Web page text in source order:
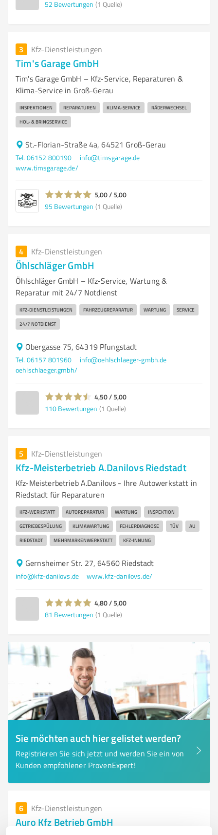
52 Bewertungen (1 Quelle)
3 Kfz-Dienstleistungen
Tim's Garage GmbH
Tim's Garage GmbH – Kfz-Service, Reparaturen &
Klima-Service in Groß-Gerau
INSPEKTIONEN REPARATUREN KLIMA-SERVICE RÄDERWECHSEL
HOL- & BRINGSERVICE
St.-Florian-Straße 4a, 64521 Groß-Gerau
Tel. 06152 800190
info@timsgarage.de
www.timsgarage.de/
5,00 / 5,00
95 Bewertungen (1 Quelle)
4 Kfz-Dienstleistungen
Öhlschläger GmbH
Öhlschläger GmbH – Kfz-Service, Wartung &
Reparatur mit 24/7 Notdienst
KFZ-DIENSTLEISTUNGEN FAHRZEUGREPARATUR WARTUNG SERVICE
24/7 NOTDIENST
Obergasse 75, 64319 Pfungstadt
Tel. 06157 801960
info@oehlschlaeger-gmbh.de
oehlschlaeger.gmbh/
4,50 / 5,00
110 Bewertungen (1 Quelle)
5 Kfz-Dienstleistungen
Kfz-Meisterbetrieb A.Danilovs Riedstadt
Kfz-Meisterbetrieb A.Danilovs - Ihre Autowerkstatt in
Riedstadt für Reparaturen
KFZ-WERKSTATT AUTOREPARATUR WARTUNG INSPEKTION
GETRIEBESPÜLUNG KLIMAWARTUNG FEHLERDIAGNOSE TÜV AU
RIEDSTADT MEHRMARKENWERKSTATT KFZ-INNUNG
Gernsheimer Str. 27, 64560 Riedstadt
info@kfz-danilovs.de www.kfz-danilovs.de/
4,80 / 5,00
81 Bewertungen (1 Quelle)
Sie möchten auch hier gelistet werden?
Registrieren Sie sich jetzt und werden Sie ein von
Kunden empfohlener ProvenExpert!
6 Kfz-Dienstleistungen
Auro Kfz Betrieb GmbH